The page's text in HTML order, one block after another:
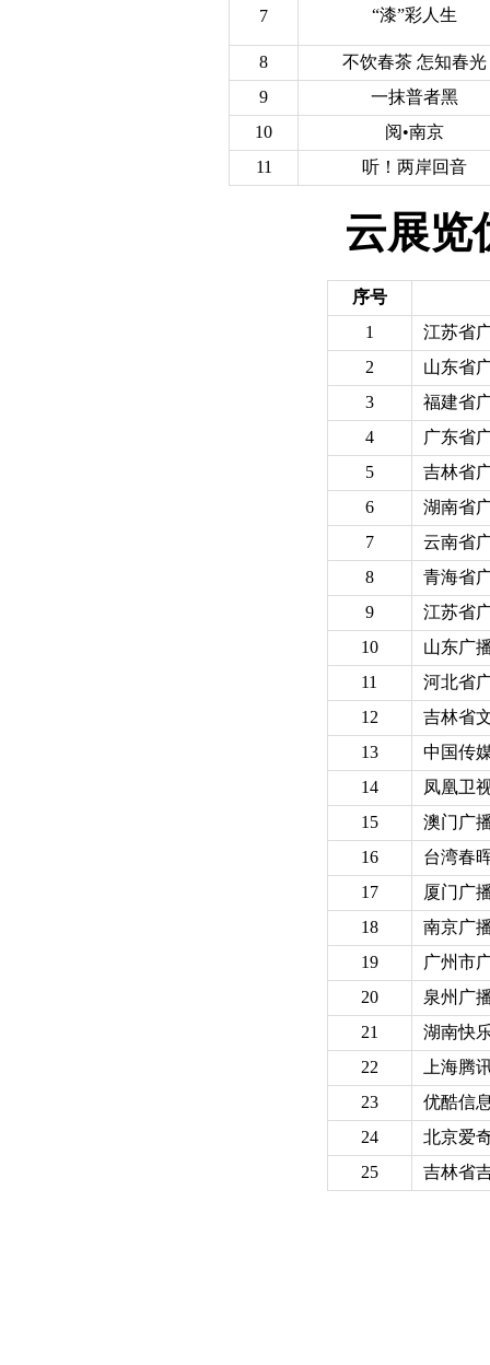
7 “漆”彩人生
8
不饮春茶 怎知春光
9
一抹普者黑
10
阅•南京
11
听！两岸回音
云展览
序号
1
江苏省
2
山东省
3
福建省
4
广东省
5
吉林省
6
湖南省
7
云南省
8
青海省
9
江苏省
10
山东广
11
河北省
12
吉林省
13
中国传
14
凤凰卫
15
澳门广
16
台湾春
17
厦门广
18
南京广
19
广州市
20
泉州广
21
湖南快
22
上海腾
23
优酷信
24
北京爱
25
吉林省